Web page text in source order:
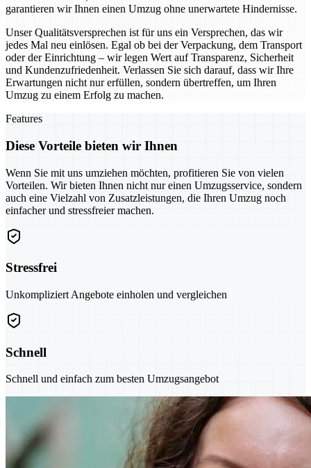
garantieren wir Ihnen einen Umzug ohne unerwartete Hindernisse.
Unser Qualitätsversprechen ist für uns ein Versprechen, das wir
jedes Mal neu einlösen. Egal ob bei der Verpackung, dem Transport
oder der Einrichtung – wir legen Wert auf Transparenz, Sicherheit
und Kundenzufriedenheit. Verlassen Sie sich darauf, dass wir Ihre
Erwartungen nicht nur erfüllen, sondern übertreffen, um Ihren
Umzug zu einem Erfolg zu machen.
Features
Diese Vorteile bieten wir Ihnen
Wenn Sie mit uns umziehen möchten, profitieren Sie von vielen
Vorteilen. Wir bieten Ihnen nicht nur einen Umzugsservice, sondern
auch eine Vielzahl von Zusatzleistungen, die Ihren Umzug noch
einfacher und stressfreier machen.
Stressfrei
Unkompliziert Angebote einholen und vergleichen
Schnell
Schnell und einfach zum besten Umzugsangebot